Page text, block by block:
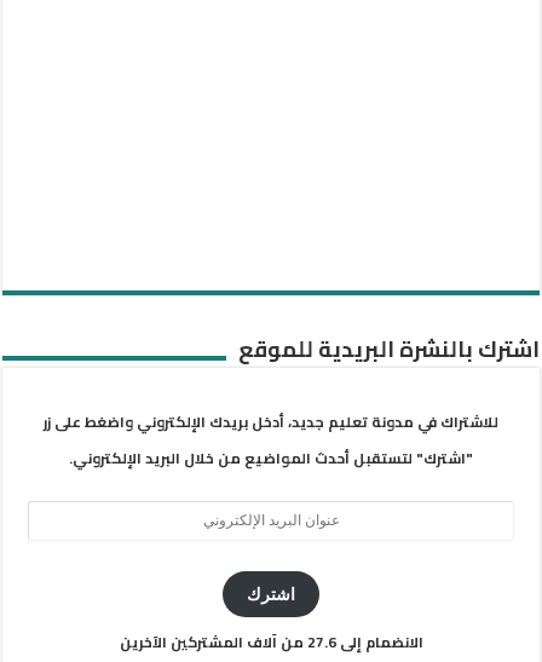
اشترك بالنشرة البريدية للموقع
للاشتراك في مدونة تعليم جديد، أدخل بريدك الإلكتروني واضغط على زر
"اشترك" لتستقبل أحدث المواضيع من خلال البريد الإلكتروني.
اشترك
الانضمام إلى 27.6 من آلاف المشتركين الآخرين